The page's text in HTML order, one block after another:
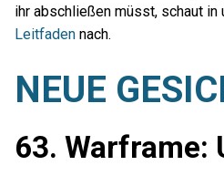
ihr abschließen müsst, schaut in
Leitfaden nach.
NEUE
63. Warframe: